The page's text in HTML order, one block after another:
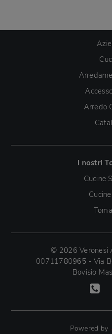
Arredo
I nostri
Cucine
© 2026 Veronesi
00711780965 - Via
Bovisio
Powered by